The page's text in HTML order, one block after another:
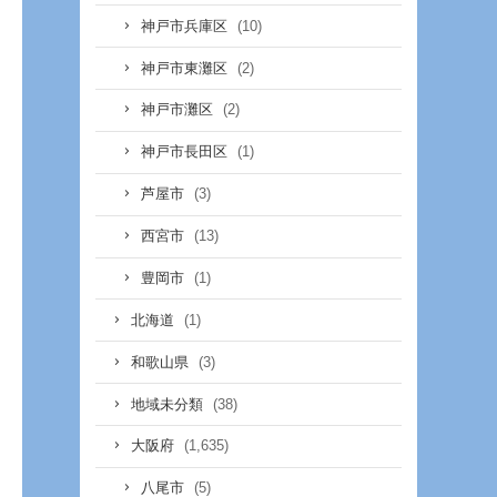
神戸市兵庫区 (10)
神戸市東灘区 (2)
神戸市灘区 (2)
神戸市長田区 (1)
芦屋市 (3)
西宮市 (13)
豊岡市 (1)
北海道 (1)
和歌山県 (3)
地域未分類 (38)
大阪府 (1,635)
八尾市 (5)